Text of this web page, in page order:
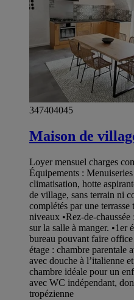
347404045
Maison de
Loyer mensuel charges
Équipements :
climatisation, hotte
de village, sans terrain ni
complétés par une
niveaux •Rez-de-
sur la salle à manger. •1er
bureau pouvant faire office
étage : chambre parentale
avec douche à l’italienne
chambre idéale pour un
avec WC indépendant,
tropézienne